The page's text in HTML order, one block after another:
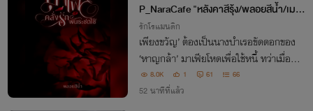
P_NaraCafe "หลังคาสีรุ้ง/พลอยสีน้ำ/เมษ
ากุน"
รักโรแมนติก
เพียงขวัญ’ ต้องเป็นนางบำเรอขัดดอกของ
‘หาญกล้า’ มาเฟียโหดเพื่อใช้หนี้ ทว่าเมื่อหนี้เ
งินหมดลง อิสรภาพกลับไม่มีจริง เมื่อเขาปร
ะกาศกร้าวว่าเธอห้ามไปไหน!
8.0K 1 61 66
52 นาทีที่แล้ว